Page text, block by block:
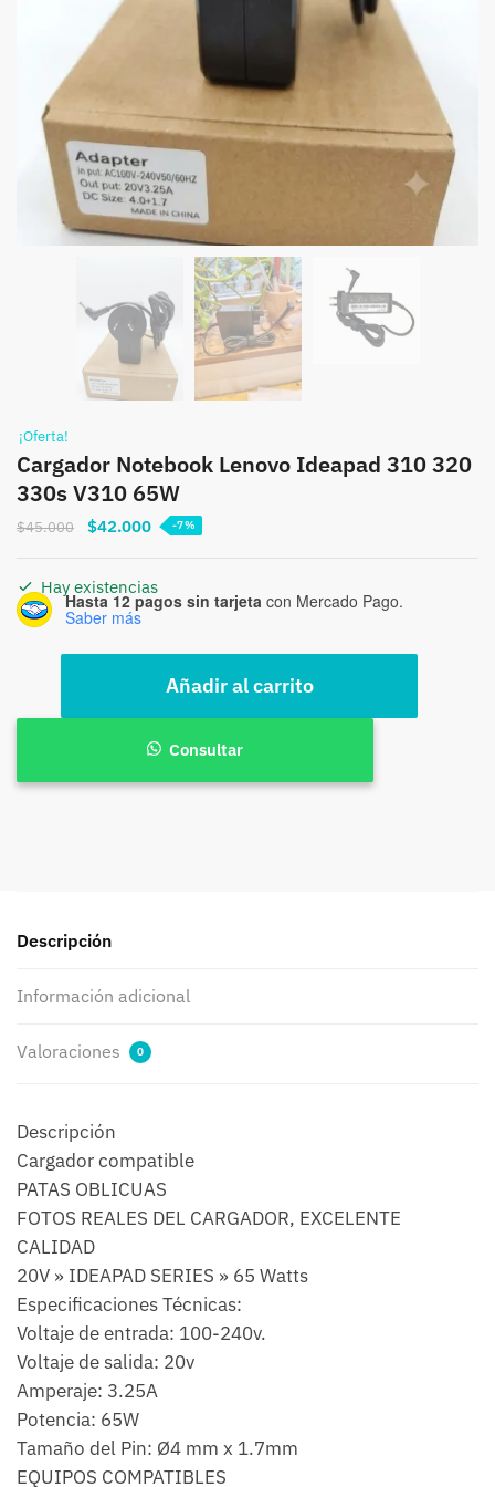
¡Oferta!
Cargador Notebook Lenovo Ideapad 310 320
330s V310 65W
$45.000
El
era:
$45.000.
$42.000El
es:
-7%
Hay existencias
Hasta 12 pagos sin tarjeta con Mercado Pago.
Saber más
Lenovo
Añadir al carrito
Consultar
Descripción
Información adicional
Valoraciones 0
Descripción
Cargador compatible
PATAS OBLICUAS
FOTOS REALES DEL CARGADOR, EXCELENTE
CALIDAD
20V » IDEAPAD SERIES » 65 Watts
Especificaciones Técnicas:
Voltaje de entrada: 100-240v.
Voltaje de salida: 20v
Amperaje: 3.25A
Potencia: 65W
Tamaño del Pin: Ø4 mm x 1.7mm
EQUIPOS COMPATIBLES